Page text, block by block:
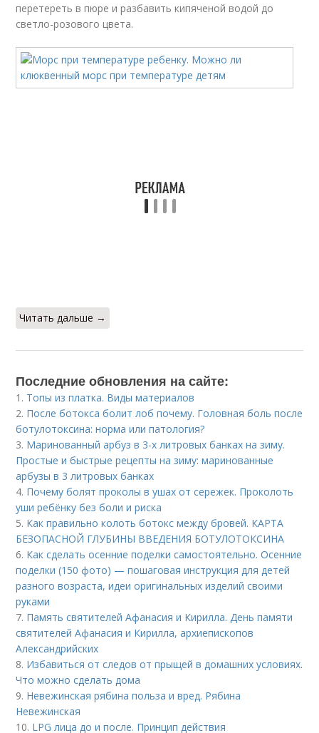
перетереть в пюре и разбавить кипяченой водой до
светло-розового цвета.
Читать дальше →
Последние обновления на сайте:
1. Топы из платка. Виды материалов
2. После ботокса болит лоб почему. Головная боль после
ботулотоксина: норма или патология?
3. Маринованный арбуз в 3-х литровых банках на зиму.
Простые и быстрые рецепты на зиму: маринованные
арбузы в 3 литровых банках
4. Почему болят проколы в ушах от сережек. Проколоть
уши ребёнку без боли и риска
5. Как правильно колоть ботокс между бровей. КАРТА
БЕЗОПАСНОЙ ГЛУБИНЫ ВВЕДЕНИЯ БОТУЛОТОКСИНА
6. Как сделать осенние поделки самостоятельно. Осенние
поделки (150 фото) — пошаговая инструкция для детей
разного возраста, идеи оригинальных изделий своими
руками
7. Память святителей Афанасия и Кирилла. День памяти
святителей Афанасия и Кирилла, архиепископов
Александрийских
8. Избавиться от следов от прыщей в домашних условиях.
Что можно сделать дома
9. Невежинская рябина польза и вред. Рябина
Невежинская
10. LPG лица до и после. Принцип действия